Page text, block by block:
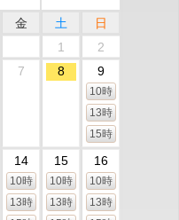
金 土
日
1
2
7 8 9
10時
13時
15時
14
10時
13時
15
10時
13時
16
10時
13時